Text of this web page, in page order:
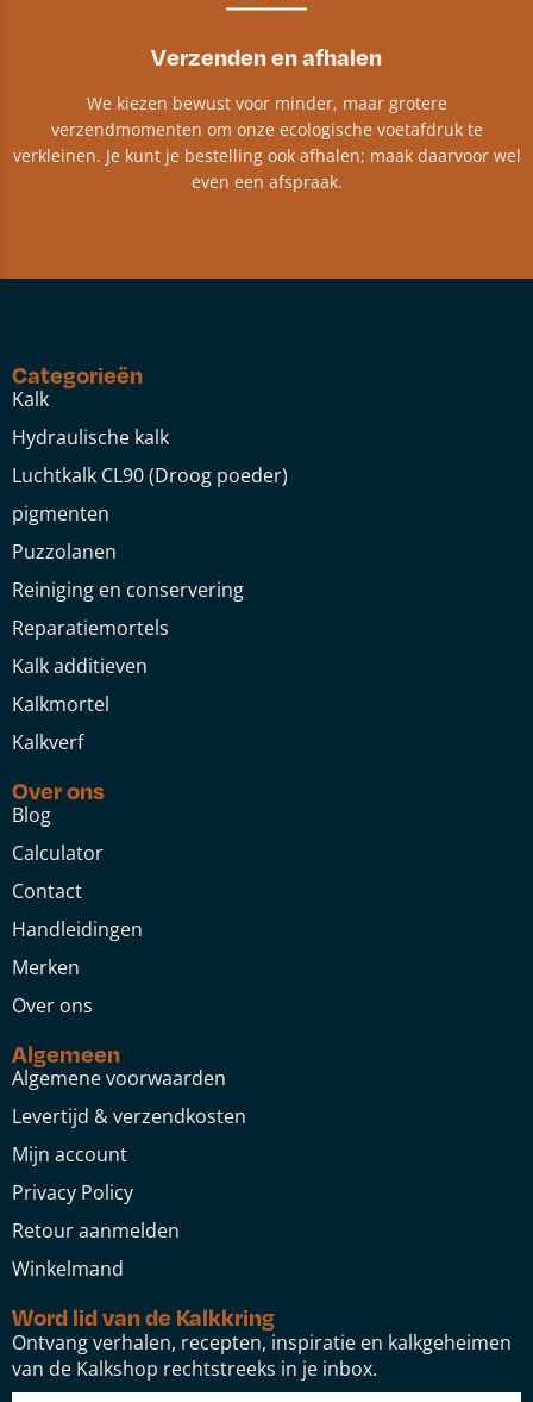
Verzenden en afhalen
We kiezen bewust voor minder, maar grotere
verzendmomenten om onze ecologische voetafdruk te
verkleinen. Je kunt je bestelling ook afhalen; maak daarvoor wel
even een afspraak.
Categorieën
Kalk
Hydraulische kalk
Luchtkalk CL90 (Droog poeder)
pigmenten
Puzzolanen
Reiniging en conservering
Reparatiemortels
Kalk additieven
Kalkmortel
Kalkverf
Over ons
Blog
Calculator
Contact
Handleidingen
Merken
Over ons
Algemeen
Algemene voorwaarden
Levertijd & verzendkosten
Mijn account
Privacy Policy
Retour aanmelden
Winkelmand
Word lid van de Kalkkring
Ontvang verhalen, recepten, inspiratie en kalkgeheimen
van de Kalkshop rechtstreeks in je inbox.